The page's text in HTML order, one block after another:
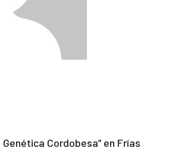
Cordobesa” en Frías